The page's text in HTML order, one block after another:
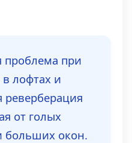
проблема при
в лофтах и
реверберация
от голых
больших окон.